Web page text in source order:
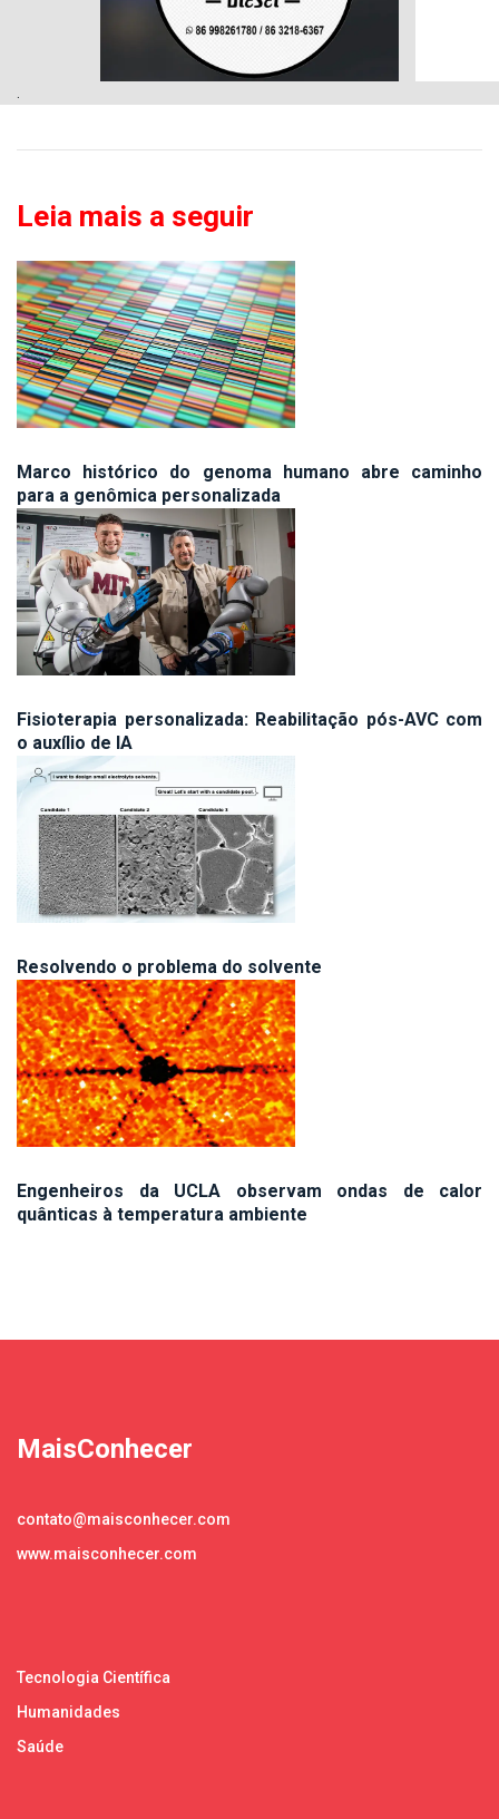
Leia mais a seguir
Marco histórico do genoma humano abre caminho
para a genômica personalizada
Fisioterapia personalizada: Reabilitação pós-AVC com
o auxílio de IA
Resolvendo o problema do solvente
Engenheiros da UCLA observam ondas de calor
quânticas à temperatura ambiente
MaisConhecer
contato@maisconhecer.com
www.maisconhecer.com
Tecnologia Científica
Humanidades
Saúde